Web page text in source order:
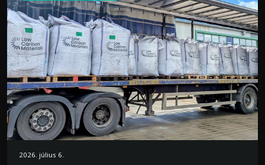
2026. július 6.